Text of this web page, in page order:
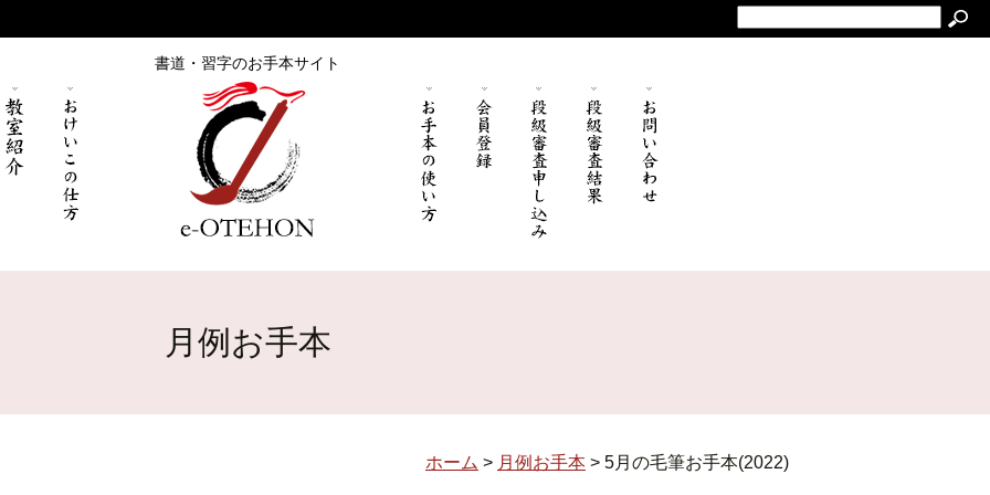
書道・習字のお手本サイト
月例お手本
ホーム > 月例お手本 > 5月の毛筆お手本(2022)